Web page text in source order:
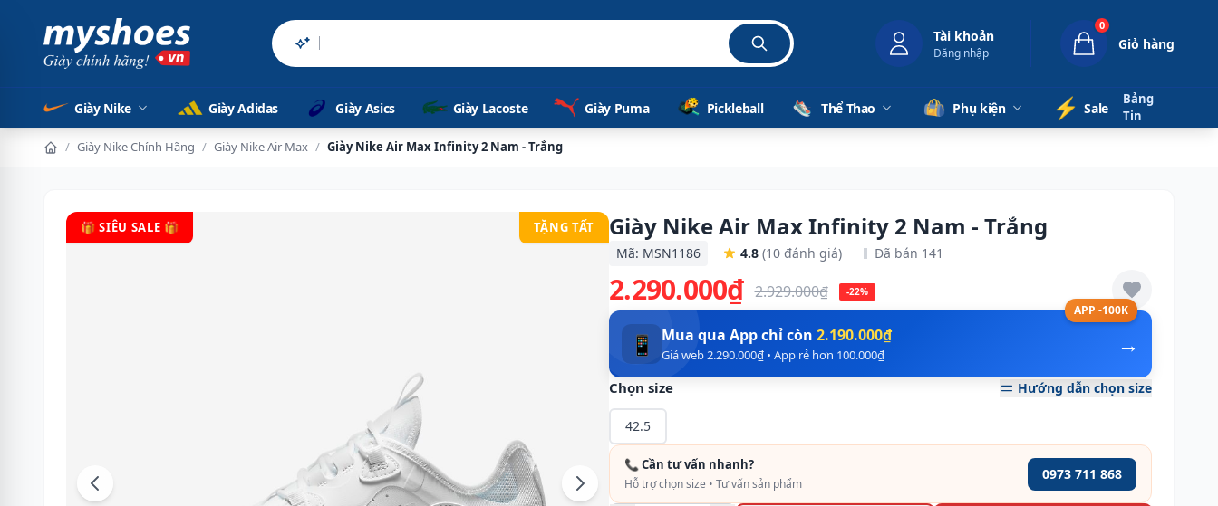
Sản phẩm chín Tài khoản
Đăng nhập
0
Giỏ hàng
Giày Nike Giày Adidas Giày Asics Giày Lacoste Giày Puma Pickleball Thể Thao Phụ kiện ⚡️ Sale
Bảng
Tin
/ Giày Nike Chính Hãng / Giày Nike Air Max / Giày Nike Air Max Infinity 2 Nam - Trắng
🎁 SIÊU SALE 🎁 TẶNG TẤT Giày Nike Air Max Infinity 2 Nam - Trắng
Mã: MSN1186 4.8 (10 đánh giá) Đã bán 141
2.290.000₫ 2.929.000₫ -22%
APP -100K
→
📱 Mua qua App chỉ còn 2.190.000₫
Giá web 2.290.000₫ • App rẻ hơn 100.000₫
Chọn size Hướng dẫn chọn size
42.5
📞 Cần tư vấn nhanh?
Hỗ trợ chọn size • Tư vấn sản phẩm
0973 711 868